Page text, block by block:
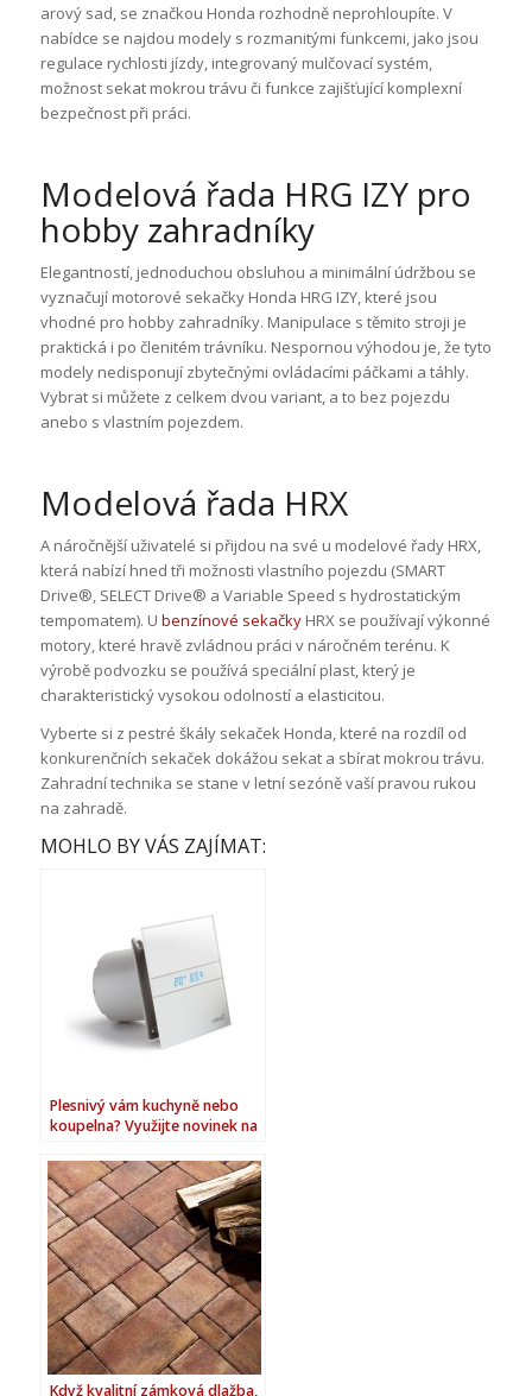
arový sad, se značkou Honda rozhodně neprohloupíte. V
nabídce se najdou modely s rozmanitými funkcemi, jako jsou
regulace rychlosti jízdy, integrovaný mulčovací systém,
možnost sekat mokrou trávu či funkce zajišťující komplexní
bezpečnost při práci.
Modelová řada HRG IZY pro
hobby zahradníky
Elegantností, jednoduchou obsluhou a minimální údržbou se
vyznačují motorové sekačky Honda HRG IZY, které jsou
vhodné pro hobby zahradníky. Manipulace s těmito stroji je
praktická i po členitém trávníku. Nespornou výhodou je, že tyto
modely nedisponují zbytečnými ovládacími páčkami a táhly.
Vybrat si můžete z celkem dvou variant, a to bez pojezdu
anebo s vlastním pojezdem.
Modelová řada HRX
A náročnější uživatelé si přijdou na své u modelové řady HRX,
která nabízí hned tři možnosti vlastního pojezdu (SMART
Drive®, SELECT Drive® a Variable Speed s hydrostatickým
tempomatem). U benzínové sekačkyHRX se používají výkonné
motory, které hravě zvládnou práci v náročném terénu. K
výrobě podvozku se používá speciální plast, který je
charakteristický vysokou odolností a elasticitou.
Vyberte si z pestré škály sekaček Honda, které na rozdíl od
konkurenčních sekaček dokážou sekat a sbírat mokrou trávu.
Zahradní technika se stane v letní sezóně vaší pravou rukou
na zahradě.
MOHLO BY VÁS ZAJÍMAT:
Plesnivý vám kuchyně nebo
koupelna? Využijte novinek na
Když kvalitní zámková dlažba,